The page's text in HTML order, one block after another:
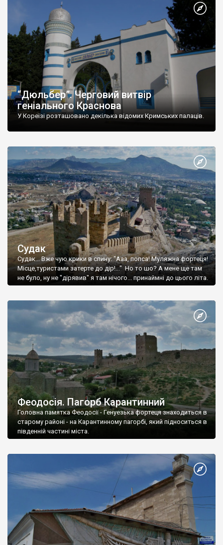
“Дюльбер”. Черговий витвір
геніального Краснова
У Кореїзі розташовано декілька відомих Кримських палаців.
Судак
Судак... Вже чую крики в спину: "Ааа, попса! Муляжна фортеця!
Місце,туристами затерте до дір!..." Но то шо? А мене ще там
не було, ну не "дірявив" я там нічого... принаймні до цього літа.
Феодосія. Пагорб Карантинний
Головна памятка Феодосії - Генуезька фортеця знаходиться в
старому районі - на Карантинному пагорбі, який підноситься в
південній частині міста.